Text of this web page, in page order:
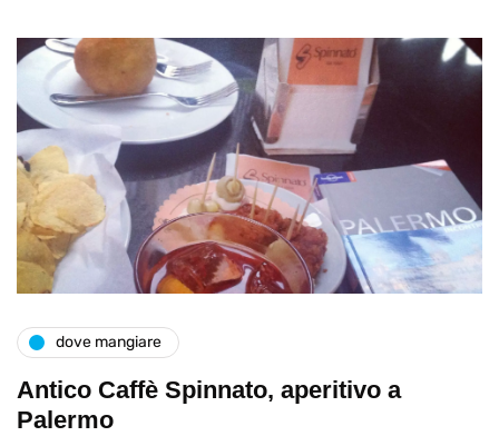
dove mangiare
Antico Caffè Spinnato, aperitivo a
Palermo